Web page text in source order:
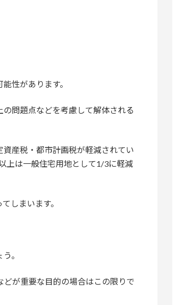
性があります。
問題点などを考慮して解体される
産税・都市計画税が軽減されてい
上は一般住宅用地として1/3に軽減
しまいます。
。
が重要な目的の場合はこの限りで